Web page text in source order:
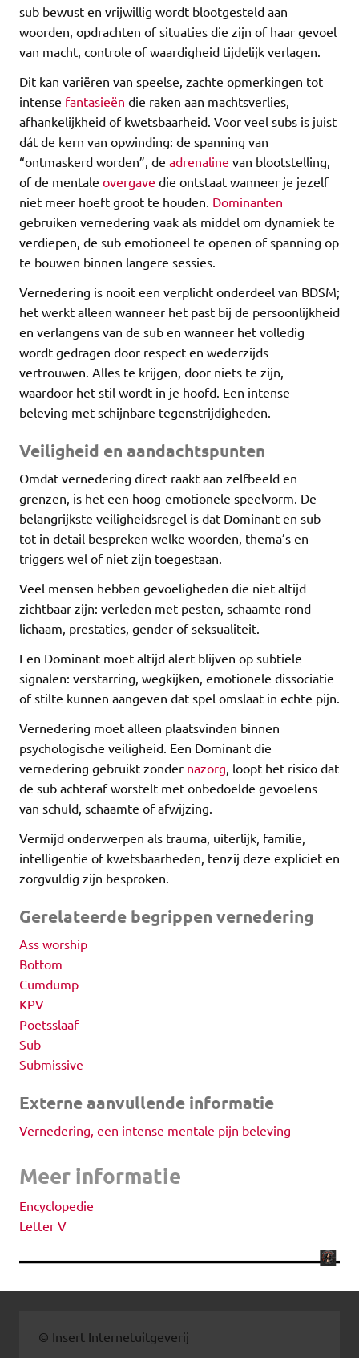
sub bewust en vrijwillig wordt blootgesteld aan
woorden, opdrachten of situaties die zijn of haar gevoel
van macht, controle of waardigheid tijdelijk verlagen.
Dit kan variëren van speelse, zachte opmerkingen tot
intense fantasieën die raken aan machtsverlies,
afhankelijkheid of kwetsbaarheid. Voor veel subs is juist
dát de kern van opwinding: de spanning van
“ontmaskerd worden”, de adrenaline van blootstelling,
of de mentale overgave die ontstaat wanneer je jezelf
niet meer hoeft groot te houden. Dominanten
gebruiken vernedering vaak als middel om dynamiek te
verdiepen, de sub emotioneel te openen of spanning op
te bouwen binnen langere sessies.
Vernedering is nooit een verplicht onderdeel van BDSM;
het werkt alleen wanneer het past bij de persoonlijkheid
en verlangens van de sub en wanneer het volledig
wordt gedragen door respect en wederzijds
vertrouwen. Alles te krijgen, door niets te zijn,
waardoor het stil wordt in je hoofd. Een intense
beleving met schijnbare tegenstrijdigheden.
Veiligheid en aandachtspunten
Omdat vernedering direct raakt aan zelfbeeld en
grenzen, is het een hoog-emotionele speelvorm. De
belangrijkste veiligheidsregel is dat Dominant en sub
tot in detail bespreken welke woorden, thema’s en
triggers wel of niet zijn toegestaan.
Veel mensen hebben gevoeligheden die niet altijd
zichtbaar zijn: verleden met pesten, schaamte rond
lichaam, prestaties, gender of seksualiteit.
Een Dominant moet altijd alert blijven op subtiele
signalen: verstarring, wegkijken, emotionele dissociatie
of stilte kunnen aangeven dat spel omslaat in echte pijn.
Vernedering moet alleen plaatsvinden binnen
psychologische veiligheid. Een Dominant die
vernedering gebruikt zonder nazorg , loopt het risico dat
de sub achteraf worstelt met onbedoelde gevoelens
van schuld, schaamte of afwijzing.
Vermijd onderwerpen als trauma, uiterlijk, familie,
intelligentie of kwetsbaarheden, tenzij deze expliciet en
zorgvuldig zijn besproken.
Gerelateerde begrippen vernedering
Ass worship
Bottom
Cumdump
KPV
Poetsslaaf
Sub
Submissive
Externe aanvullende informatie
Vernedering, een intense mentale pijn beleving
Meer informatie
Encyclopedie
Letter V
© Insert Internetuitgeverij